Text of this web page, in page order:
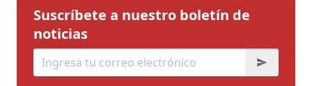
Suscríbete a nuestro boletín de
noticias